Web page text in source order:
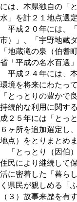
には、本県独自の「
水」を計２１地点選
平成２０年には、
市）」、「宇野地蔵
「地蔵滝の泉（伯耆
省「平成の名水百選
平成２４年には、
環境を将来にわたっ
「とっとりの豊かで
持続的な利用に関す
成２５年には「とっ
６ヶ所を追加選定し
地点）をとりまとめま
「とっとり（因伯
住民により継続して
活に密着した「暮ら
く県民が親しめる「
（３）故事来歴を有